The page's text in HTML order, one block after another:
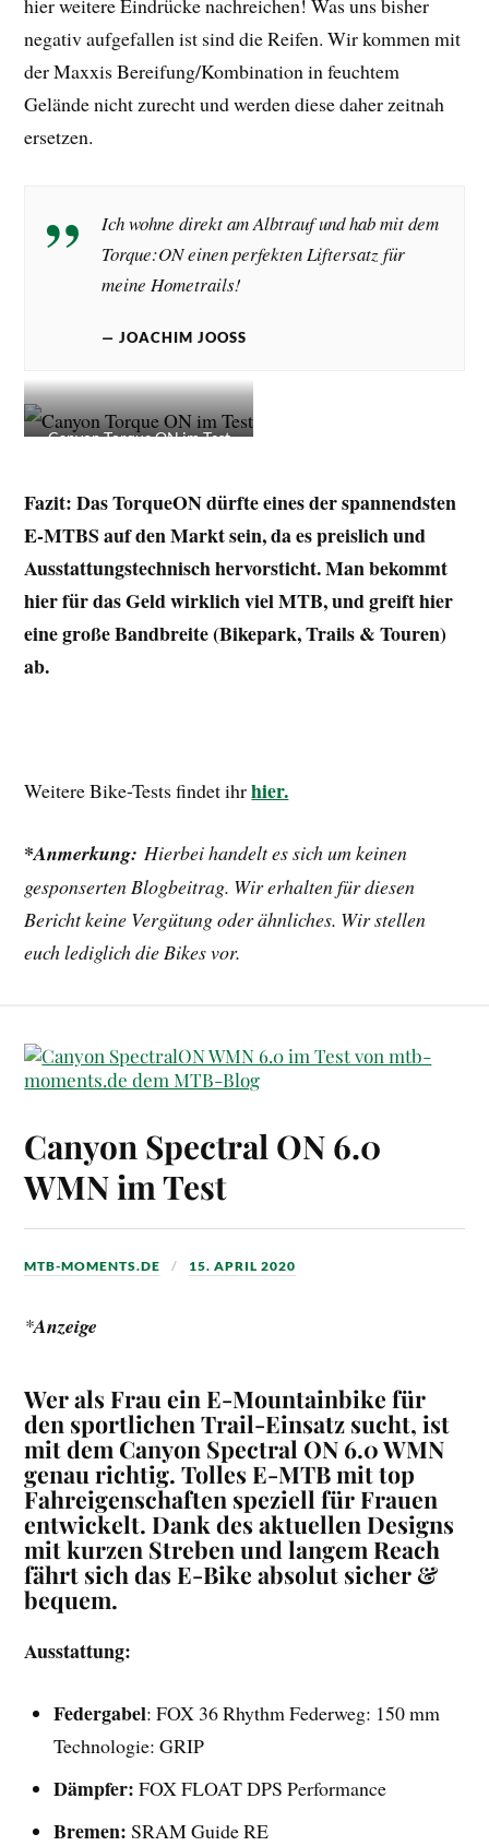
negativ aufgefallen ist sind die Reifen. Wir kommen mit
der Maxxis Bereifung/Kombination in feuchtem
Gelände nicht zurecht und werden diese daher zeitnah
ersetzen.
Ich wohne direkt am Albtrauf und hab mit dem
Torque:ON einen perfekten Liftersatz für
meine Hometrails!
JOACHIM JOOSS
Canyon Torque ON im Test
Fazit: Das TorqueON dürfte eines der spannendsten
E-MTBS auf den Markt sein, da es preislich und
Ausstattungstechnisch hervorsticht. Man bekommt
hier für das Geld wirklich viel MTB, und greift hier
eine große Bandbreite (Bikepark, Trails & Touren)
ab.
Weitere Bike-Tests findet ihrhier.
*Anmerkung: Hierbei handelt es sich um keinen
gesponserten Blogbeitrag. Wir erhalten für diesen
Bericht keine Vergütung oder ähnliches. Wir stellen
euch lediglich die Bikes vor.
Canyon Spectral ON 6.0
WMN im Test
MTB-MOMENTS.DE 15. APRIL 2020
*Anzeige
Wer als Frau ein E-Mountainbike für
den sportlichen Trail-Einsatz sucht, ist
mit dem Canyon Spectral ON 6.0 WMN
genau richtig. Tolles E-MTB mit top
Fahreigenschaften speziell für Frauen
entwickelt. Dank des aktuellen Designs
mit kurzen Streben und langem Reach
fährt sich das E-Bike absolut sicher &
bequem.
Ausstattung:
Federgabel: FOX 36 Rhythm Federweg: 150 mm
Technologie: GRIP
Dämpfer:FOX FLOAT DPS Performance
Bremen: SRAM Guide RE